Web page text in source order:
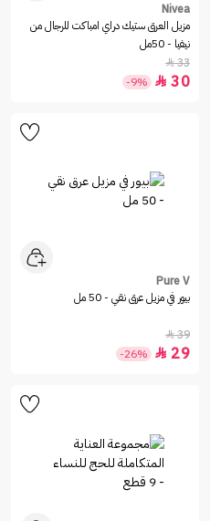
Nivea
مزيل العرق ستيك دراي امباكت للرجال من
نيفيا - 50مل
33

30

-9%
Pure V
بيور في مزيل عرق نقي - 50 مل
39

29

-26%